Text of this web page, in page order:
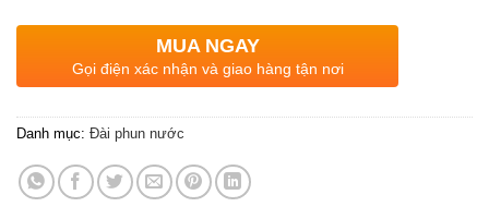
MUA NGAY
Gọi điện xác nhận và giao hàng tận nơi
Danh mục: Đài phun nước